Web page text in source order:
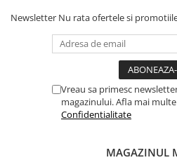
Newsletter Nu rata ofertele si
Vreau sa primesc
magazinului. Afla mai
Confidentialitate
MAGAZINUL